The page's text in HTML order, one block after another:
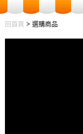
回首頁 > 選購商品